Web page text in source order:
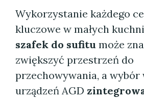
Wykorzystanie każdego
kluczowe w małych
szafek do sufitu może
zwiększyć przestrzeń do
przechowywania, a wybór
urządzeń AGD